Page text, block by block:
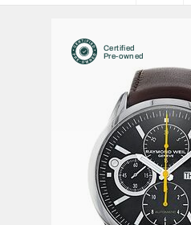
Certified
Pre-owned